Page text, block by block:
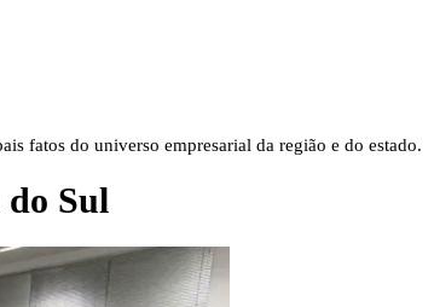
fatos do universo empresarial da região e do estado.
Sul